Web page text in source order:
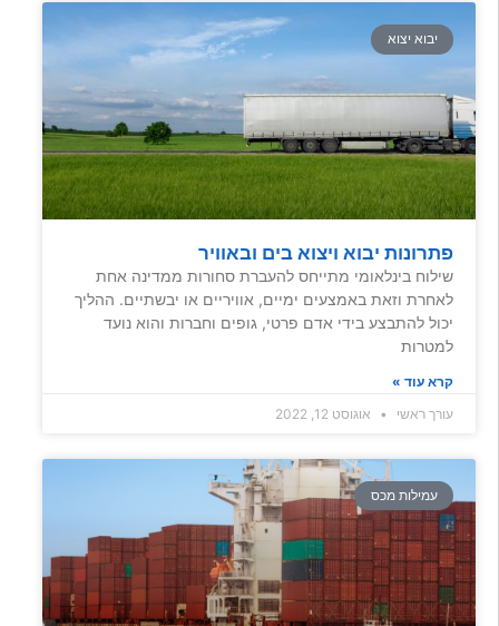
יבוא יצוא
פתרונות יבוא ויצוא בים ובאוויר
שילוח בינלאומי מתייחס להעברת סחורות ממדינה אחת
לאחרת וזאת באמצעים ימיים, אוויריים או יבשתיים. ההליך
יכול להתבצע בידי אדם פרטי, גופים וחברות והוא נועד
למטרות
קרא עוד »
עורך ראשי
אוגוסט 12, 2022
עמילות מכס